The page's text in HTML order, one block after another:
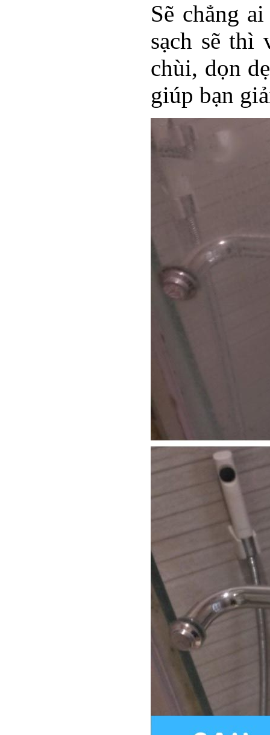
Sẽ chẳng
sạch sẽ thì
chùi, dọn
giúp bạn